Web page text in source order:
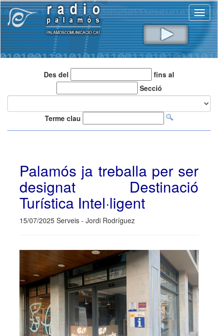
Des del
fins al
Secció
Terme clau
Palamós ja treballa per ser
designat Destinació
Turística Intel·ligent
15/07/2025 Serveis - Jordi Rodríguez